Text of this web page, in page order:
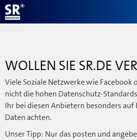
WOLLEN SIE SR.DE
Viele Soziale Netzwerke wie Facebook
nicht die hohen Datenschutz-
Ihr bei diesen Anbietern besonders auf
Daten achten.
Unser Tipp: Nur das posten und